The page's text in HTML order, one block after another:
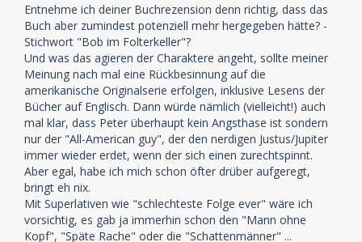
Entnehme ich deiner Buchrezension denn richtig, dass das
Buch aber zumindest potenziell mehr hergegeben hätte? -
Stichwort "Bob im Folterkeller"?
Und was das agieren der Charaktere angeht, sollte meiner
Meinung nach mal eine Rückbesinnung auf die
amerikanische Originalserie erfolgen, inklusive Lesens der
Bücher auf Englisch. Dann würde nämlich (vielleicht!) auch
mal klar, dass Peter überhaupt kein Angsthase ist sondern
nur der "All-American guy", der den nerdigen Justus/Jupiter
immer wieder erdet, wenn der sich einen zurechtspinnt.
Aber egal, habe ich mich schon öfter drüber aufgeregt,
bringt eh nix.
Mit Superlativen wie "schlechteste Folge ever" wäre ich
vorsichtig, es gab ja immerhin schon den "Mann ohne
Kopf", "Späte Rache" oder die "Schattenmänner" ...